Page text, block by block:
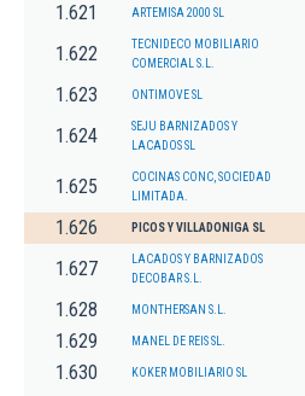
1.621 ARTEMISA 2000 SL
1.622
TECNIDECO MOBILIARIO
COMERCIAL S.L.
1.623 ONTIMOVE SL
1.624
SEJU BARNIZADOS Y
LACADOS SL
1.625
COCINAS CONC, SOCIEDAD
LIMITADA.
1.626 PICOS Y VILLADONIGA SL
1.627
LACADOS Y BARNIZADOS
DECOBAR S.L.
1.628 MONTHERSAN S.L.
1.629 MANEL DE REIS SL.
1.630 KOKER MOBILIARIO SL